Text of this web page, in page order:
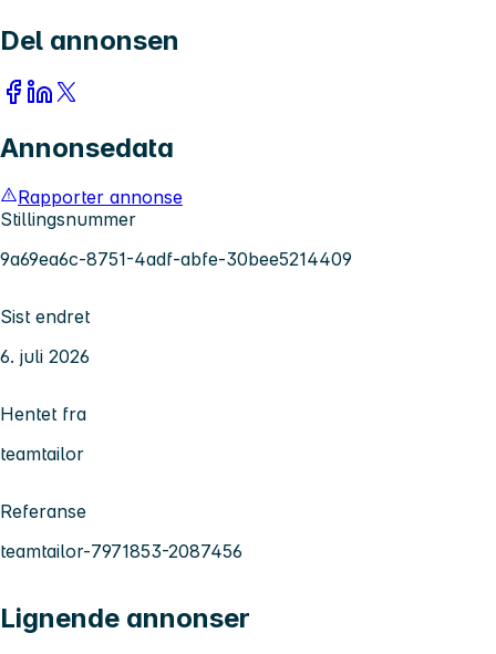
Del annonsen
Annonsedata
Rapporter annonse
Stillingsnummer
9a69ea6c-8751-4adf-abfe-30bee5214409
Sist endret
6. juli 2026
Hentet fra
teamtailor
Referanse
teamtailor-7971853-2087456
Lignende annonser